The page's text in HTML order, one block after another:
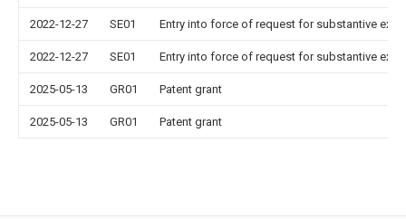
2022-12-27 SE01 Entry into force of request for substantive
2022-12-27 SE01 Entry into force of request for substantive
2025-05-13 GR01 Patent grant
2025-05-13 GR01 Patent grant